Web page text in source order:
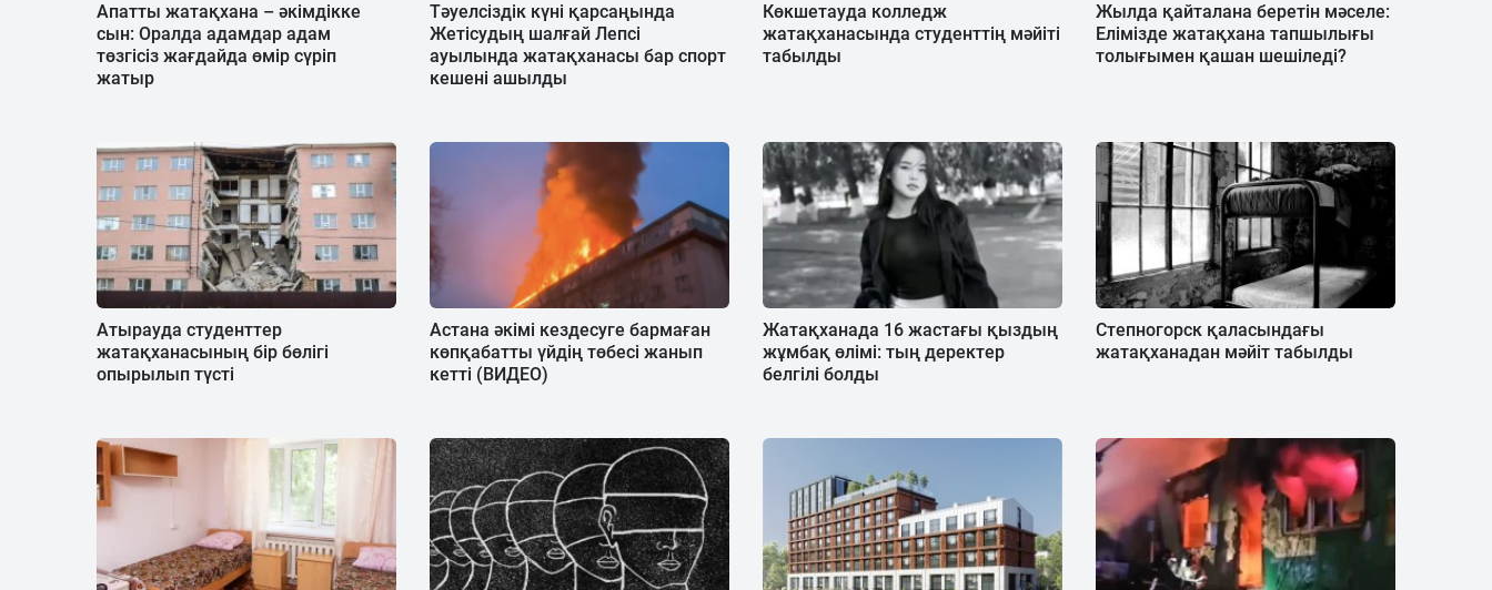
Апатты жатақхана – әкімдікке
сын: Оралда адамдар адам
төзгісіз жағдайда өмір сүріп
жатыр
Тәуелсіздік күні қарсаңында
Жетісудың шалғай Лепсі
ауылында жатақханасы бар спорт
кешені ашылды
Көкшетауда колледж
жатақханасында студенттің мәйіті
табылды
Жылда қайталана беретін мәселе:
Елімізде жатақхана тапшылығы
толығымен қашан шешіледі?
Атырауда студенттер
жатақханасының бір бөлігі
опырылып түсті
Астана әкімі кездесуге бармаған
көпқабатты үйдің төбесі жанып
кетті (ВИДЕО)
Жатақханада 16 жастағы қыздың
жұмбақ өлімі: тың деректер
белгілі болды
Степногорск қаласындағы
жатақханадан мәйіт табылды